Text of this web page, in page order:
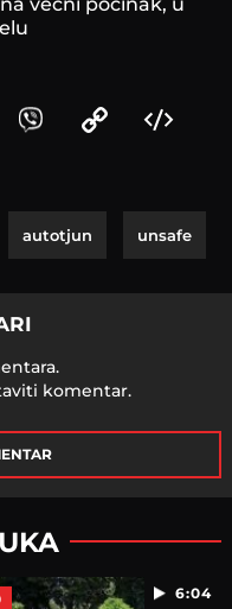
autotjun unsafe
komentar.
6:04